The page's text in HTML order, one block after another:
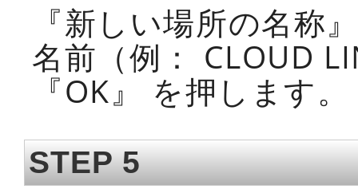
『新しい場所の名称
名前（例： CLOUD
『OK』 を押します。
STEP 5